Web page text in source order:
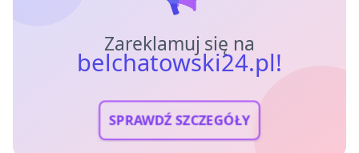
Zareklamuj się na
belchatowski24.pl!
SPRAWDŹ SZCZEGÓŁY